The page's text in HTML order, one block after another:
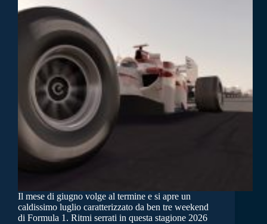
Il mese di giugno volge al termine e si apre un
caldissimo luglio caratterizzato da ben tre weekend
di Formula 1. Ritmi serrati in questa stagione 2026